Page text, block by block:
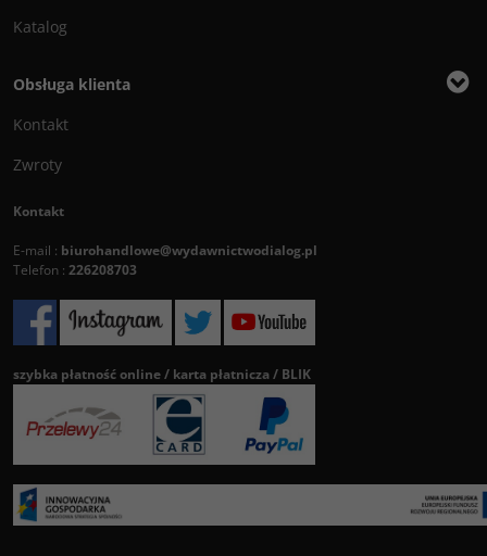
Katalog
Obsługa klienta
Kontakt
Zwroty
Kontakt
E-mail : biurohandlowe@wydawnictwodialog.pl
Telefon : 226208703
szybka płatność online / karta płatnicza / BLIK